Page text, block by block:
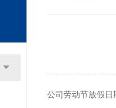
公司劳动节放假日